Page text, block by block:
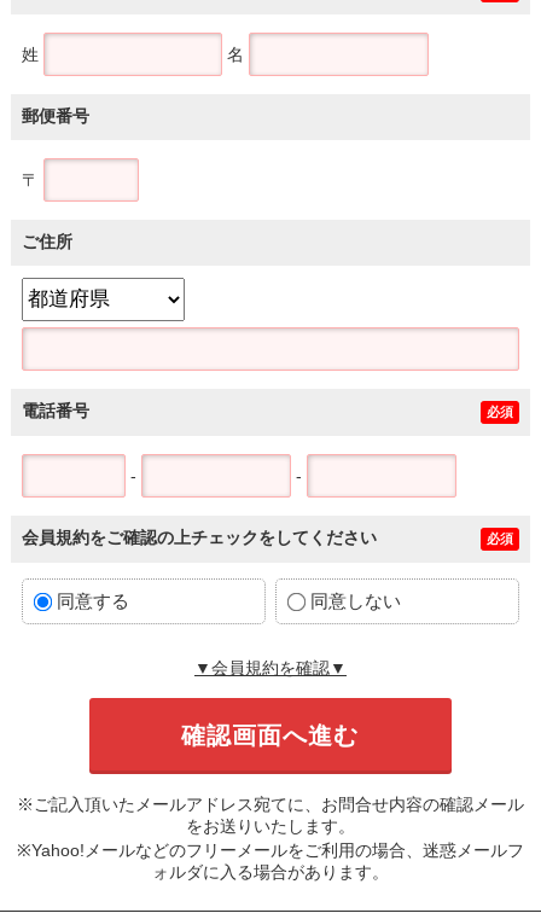
姓 名
郵便番号
〒
ご住所
電話番号 必須
- -
会員規約をご確認の上チェックをしてください 必須
同意する 同意しない
▼会員規約を確認▼
※ご記入頂いたメールアドレス宛てに、お問合せ内容の確認メール
をお送りいたします。
※Yahoo!メールなどのフリーメールをご利用の場合、迷惑メールフ
ォルダに入る場合があります。